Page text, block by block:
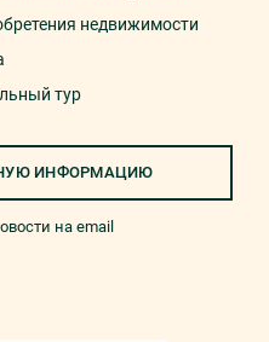
недвижимости
тур
ИНФОРМАЦИЮ
на email